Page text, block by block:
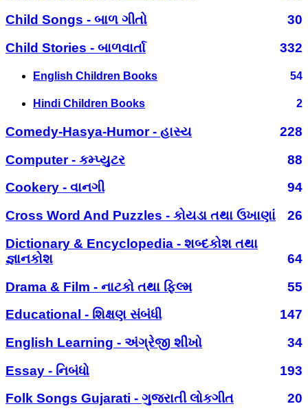
Child Songs - બાળ ગીતો
30
Child Stories - બાળવાર્તા
332
English Children Books 54
Hindi Children Books 2
Comedy-Hasya-Humor - હાસ્ય
228
Computer - કમ્પ્યુટર
88
Cookery - વાનગી
94
Cross Word And Puzzles - કોયડા તથા ઉખાણાં
26
Dictionary & Encyclopedia - શબ્દકોશ તથા
જ્ઞાનકોશ
64
Drama & Film - નાટકો તથા ફિલ્મ
55
Educational - શિક્ષણ સંબંધી
147
English Learning - અંગ્રેજી શીખો
34
Essay - નિબંધો
193
Folk Songs Gujarati - ગુજરાતી લોકગીત
20